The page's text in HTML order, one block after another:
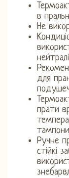
в
Не
для
прати
Ручне
стійкі